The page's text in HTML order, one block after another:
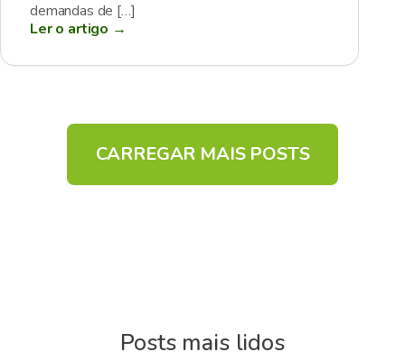
demandas de […]
Ler o artigo →
CARREGAR MAIS POSTS
Posts mais lidos